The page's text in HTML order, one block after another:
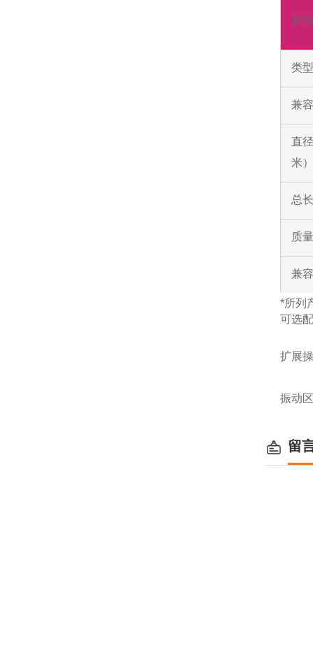
振
类型
兼
直
米）
总
质
兼
*所列
可选
扩展
振动
留